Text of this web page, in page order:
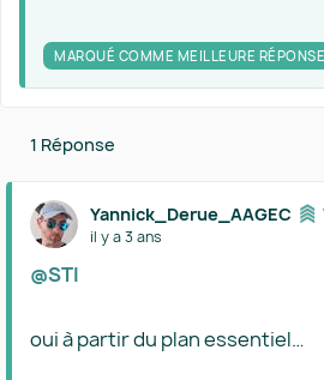
MARQUÉ COMME MEILLEURE RÉPONSE
1 Réponse
Yannick_Derue_AAGEC
il y a 3 ans
@STI
oui à partir du plan essentiel…